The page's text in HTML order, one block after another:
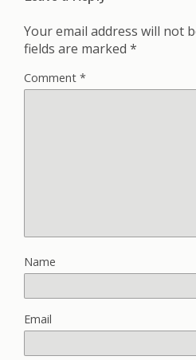
Your email address will not
fields are marked *
Comment *
Name
Email